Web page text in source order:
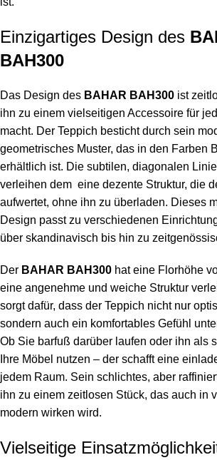
Einzigartiges Design des
BAH300
Das Design des BAHAR BAH300 ist
ihn zu einem vielseitigen Accessoire für
macht. Der Teppich besticht durch sein
geometrisches Muster, das in den Farben
erhältlich ist. Die subtilen, diagonalen
verleihen dem eine dezente Struktur, die
aufwertet, ohne ihn zu überladen. Dieses
Design passt zu verschiedenen
über skandinavisch bis hin zu
Der BAHAR BAH300 hat eine Florhöhe
eine angenehme und weiche Struktur
sorgt dafür, dass der Teppich nicht nur
sondern auch ein komfortables Gefühl
Ob Sie barfuß darüber laufen oder ihn als
Ihre Möbel nutzen – der schafft eine
jedem Raum. Sein schlichtes, aber
ihn zu einem zeitlosen Stück, das auch in
modern wirken wird.
Vielseitige